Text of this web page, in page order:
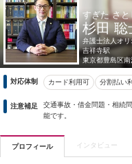
すぎた さと
杉田 聡
弁護士法人オ
吉祥寺駅
東京都豊島区
対応体制 カード利用可 分割払い
注意補足
交通事故・借金問題・相続
能です。
プロフィール インタビュー